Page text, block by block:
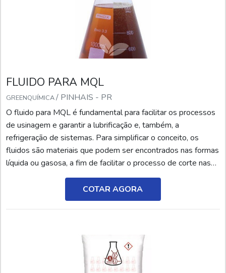
FLUIDO PARA MQL
GREENQUÍMICA/ PINHAIS - PR
O fluido para MQL é fundamental para facilitar os processos
de usinagem e garantir a lubrificação e, também, a
refrigeração de sistemas. Para simplificar o conceito, os
fluidos são materiais que podem ser encontrados nas formas
líquida ou gasosa, a fim de facilitar o processo de corte nas
operações de usinagem. Por suas propriedades e
características inovadoras, os fluidos são aplicados na
indústria em geral, com o intuito de refrigerar, lubrificar,
grande tendência nos mais variados setores da economia
global. Mais informações sobre o produtoEm paralelo ao que
foi dito anteriormente, vale ressaltar que o MQL (Mínima
COTAR AGORA